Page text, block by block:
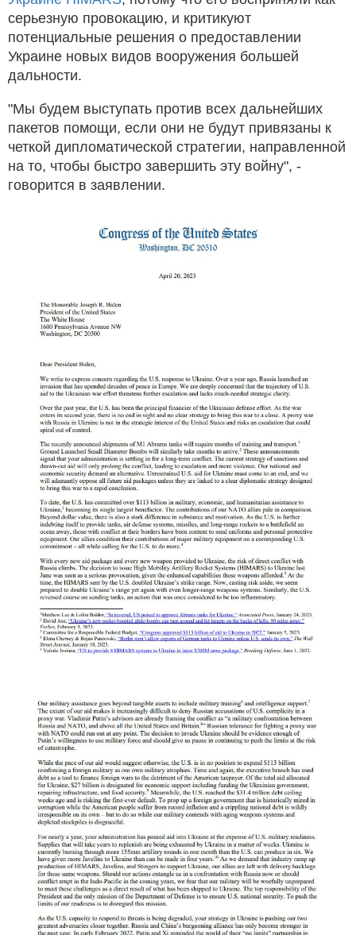
серьезную провокацию, и критикуют
потенциальные решения о предоставлении
Украине новых видов вооружения большей
дальности.
"Мы будем выступать против всех дальнейших
пакетов помощи, если они не будут привязаны к
четкой дипломатической стратегии, направленной
на то, чтобы быстро завершить эту войну", -
говорится в заявлении.